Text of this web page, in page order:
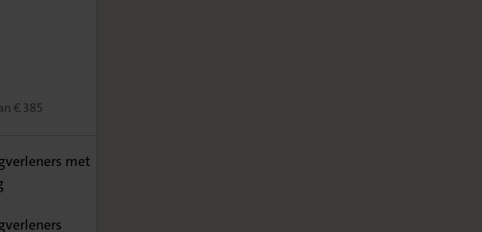
€ 385
met